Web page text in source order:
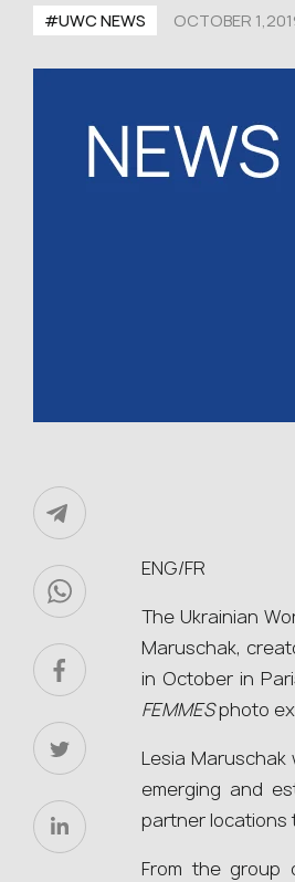
#UWC NEWS OCTOBER
ENG/FR
The Ukrainian
Maruschak,
in October in
FEMMESphoto
Lesia
emerging and
partner locations
From the group